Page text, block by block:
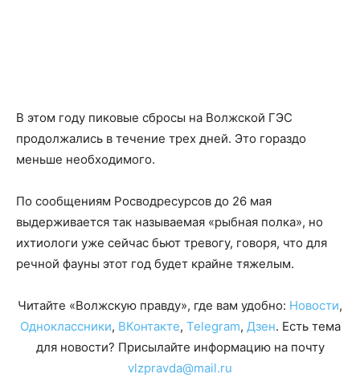
В этом году пиковые сбросы на Волжской ГЭС
продолжались в течение трех дней. Это гораздо
меньше необходимого.
По сообщениям Росводресурсов до 26 мая
выдерживается так называемая «рыбная полка», но
ихтиологи уже сейчас бьют тревогу, говоря, что для
речной фауны этот год будет крайне тяжелым.
Читайте «Волжскую правду», где вам удобно: Новости,
Одноклассники, ВКонтакте, Telegram, Дзен. Есть тема
для новости? Присылайте информацию на почту
vlzpravda@mail.ru